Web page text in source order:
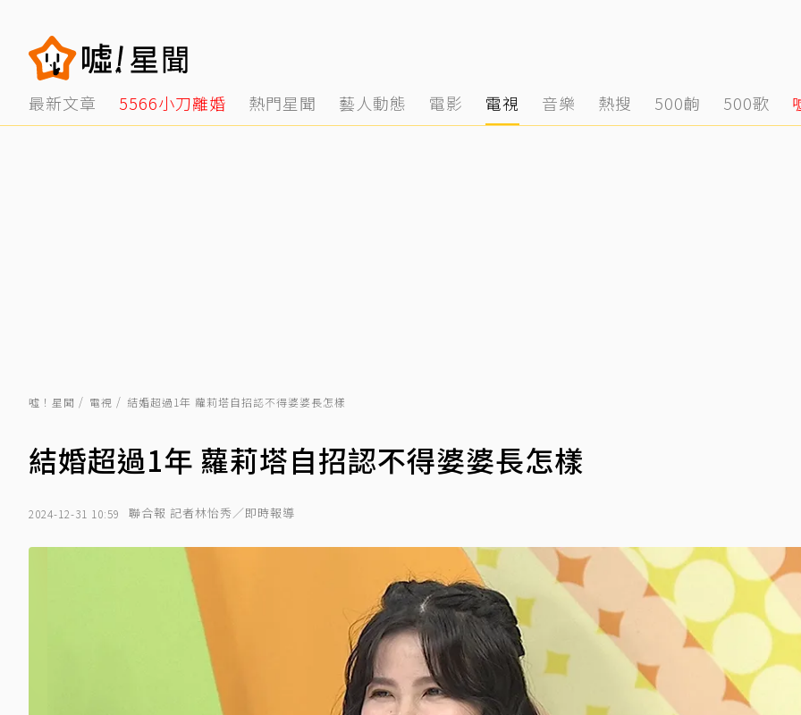
最新文章 5566小刀離婚 熱門星聞 藝人動態 電影 電視 音樂 熱搜 500齣 500歌
噓！星聞 電視 結婚超過1年 蘿莉塔自招認不得婆婆長怎樣
結婚超過1年 蘿莉塔自招認不得婆婆長怎樣
2024-12-31 10:59 聯合報 記者林怡秀／即時報導